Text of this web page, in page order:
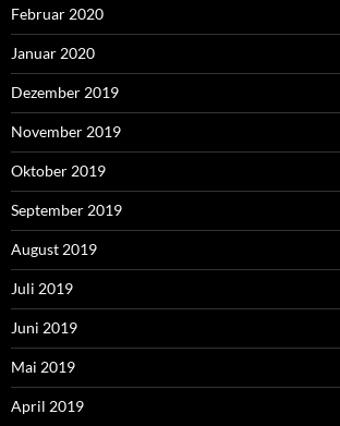
Februar 2020
Januar 2020
Dezember 2019
November 2019
Oktober 2019
September 2019
August 2019
Juli 2019
Juni 2019
Mai 2019
April 2019